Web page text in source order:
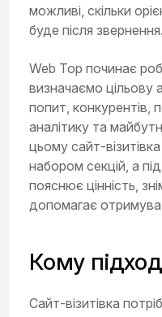
можливі, скільки
буде після звернення.
Web Top починає
визначаємо цільову
попит, конкурентів,
аналітику та
цьому сайт-
набором секцій, а
пояснює цінність,
допомагає
Кому
Сайт-візитівка